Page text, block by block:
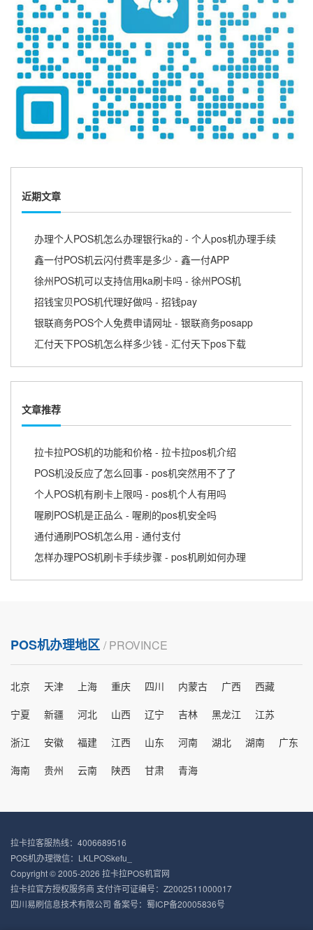
近期文章
办理个人POS机怎么办理银行ka的 - 个人pos机办理手续
鑫一付POS机云闪付费率是多少 - 鑫一付APP
徐州POS机可以支持信用ka刷卡吗 - 徐州POS机
招钱宝贝POS机代理好做吗 - 招钱pay
银联商务POS个人免费申请网址 - 银联商务posapp
汇付天下POS机怎么样多少钱 - 汇付天下pos下载
文章推荐
拉卡拉POS机的功能和价格 - 拉卡拉pos机介绍
POS机没反应了怎么回事 - pos机突然用不了了
个人POS机有刷卡上限吗 - pos机个人有用吗
喔刷POS机是正品么 - 喔刷的pos机安全吗
通付通刷POS机怎么用 - 通付支付
怎样办理POS机刷卡手续步骤 - pos机刷如何办理
POS机办理地区 / PROVINCE
北京 天津 上海 重庆 四川 内蒙古 广西
西藏
宁夏
新疆 河北 山西 辽宁 吉林 黑龙江
江苏
浙江
安徽 福建 江西 山东 河南 湖北 湖南
广东
海南
贵州 云南 陕西 甘肃 青海
拉卡拉客服热线：4006689516
POS机办理微信：LKLPOSkefu_
Copyright © 2005-2026 拉卡拉POS机官网
拉卡拉官方授权服务商 支付许可证编号：Z2002511000017
四川易刷信息技术有限公司 备案号： 蜀ICP备20005836号